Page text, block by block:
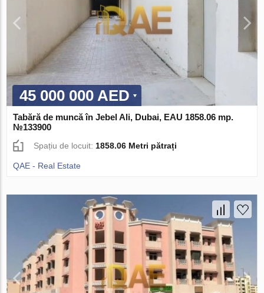
45 000 000 AED
Tabără de muncă în Jebel Ali, Dubai, EAU 1858.06 mp.
№133900
Spațiu de locuit: 1858.06 Metri pătrați
QAE - Real Estate